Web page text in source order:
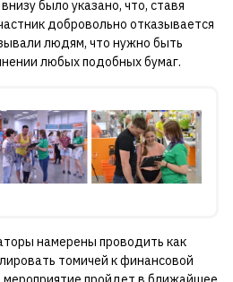
было указано, что, ставя
добровольно отказывается
людям, что нужно быть
любых подобных бумаг.
намерены проводить как
томичей к финансовой